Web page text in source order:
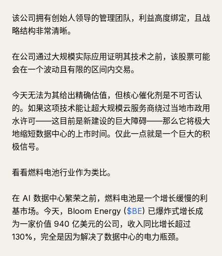
该公司拥有创始人领导的管理团队，利益高度绑定，且战
略结构非常清晰。
在公司通过大规模实际应用证明其技术之前，该股票可能
会在一个波动且有限的区间内交易。
今天无法为其给出精确估值，但核心催化剂是不可否认
的。如果这项技术能让超大规模云服务商绕过当地市政用
水许可——这目前是新建设的巨大障碍——那么它将极大
地缩短数据中心的上市时间。仅此一点就是一个巨大的积
极信号。
看看燃料电池行业作为类比。
在 AI 数据中心繁荣之前，燃料电池是一个增长缓慢的利
基市场。今天，Bloom Energy ($BE) 已爆炸式增长成
为一家价值 940 亿美元的公司，收入同比增长超过
130%，完全是因为解决了数据中心的电力瓶颈。